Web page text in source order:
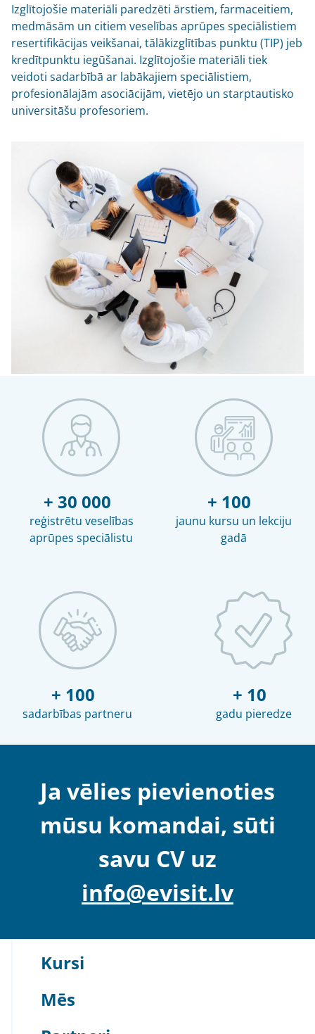
Izglītojošie materiāli paredzēti ārstiem, farmaceitiem,
medmāsām un citiem veselības aprūpes speciālistiem
resertifikācijas veikšanai, tālākizglītības punktu (TIP) jeb
kredītpunktu iegūšanai. Izglītojošie materiāli tiek
veidoti sadarbībā ar labākajiem speciālistiem,
profesionālajām asociācijām, vietējo un starptautisko
universitāšu profesoriem.
+ 30 000
reģistrētu veselības
aprūpes speciālistu
+ 100
jaunu kursu un lekciju
gadā
+ 100
sadarbības partneru
+ 10
gadu pieredze
Ja vēlies pievienoties
mūsu komandai, sūti
savu CV uz
info@evisit.lv
Kursi
Mēs